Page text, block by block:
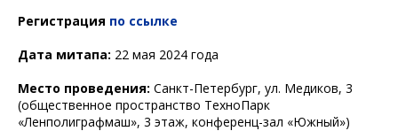
Регистрация по ссылке
Дата митапа: 22 мая 2024 года
Место проведения: Санкт-Петербург, ул. Медиков, 3
(общественное пространство ТехноПарк
«Ленполиграфмаш», 3 этаж, конференц-зал «Южный»)